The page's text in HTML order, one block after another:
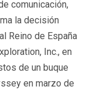
comunicación,
la decisión
Reino de España
Inc., en
de un buque
en marzo de